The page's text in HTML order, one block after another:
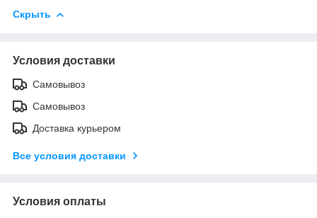
Скрыть
Условия доставки
Самовывоз
Самовывоз
Доставка курьером
Все условия доставки
Условия оплаты